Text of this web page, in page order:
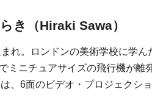
き（Hiraki Sawa）
れ。ロンドンの美術学校に学
ミニチュアサイズの飛行機が
、6面のビデオ・プロジェクシ